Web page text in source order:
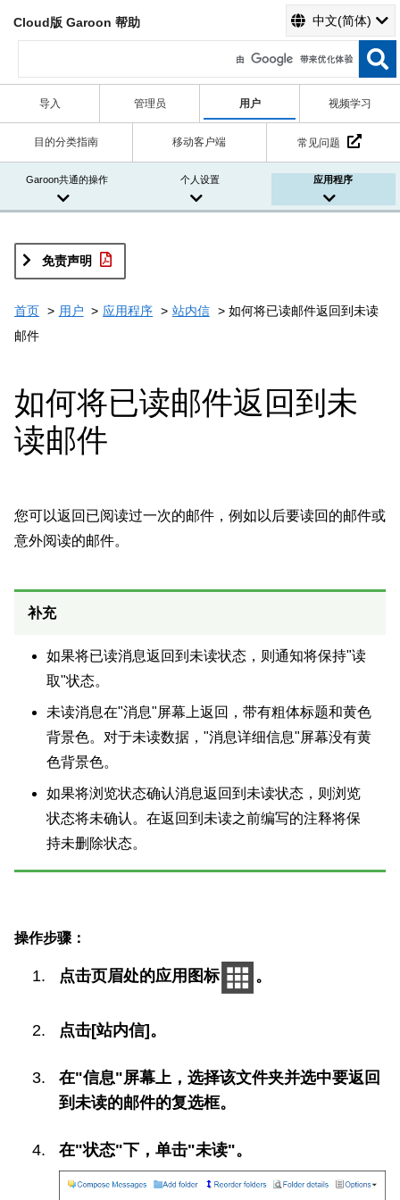
Cloud版 Garoon 帮助 中文(简体)
导入 管理员 用户 视频学习
目的分类指南 移动客户端 常见问题
Garoon共通的操作 个人设置 应用程序
免责声明
首页 用户 应用程序 站内信
如何将已读邮件返回到未读
邮件
如何将已读邮件返回到未
读邮件
您可以返回已阅读过一次的邮件，例如以后要读回的邮件或
意外阅读的邮件。
补充
如果将已读消息返回到未读状态，则通知将保持"读
取"状态。
未读消息在"消息"屏幕上返回，带有粗体标题和黄色
背景色。对于未读数据，"消息详细信息"屏幕没有黄
色背景色。
如果将浏览状态确认消息返回到未读状态，则浏览
状态将未确认。在返回到未读之前编写的注释将保
持未删除状态。
操作步骤：
点击页眉处的应用图标 。
点击[站内信]。
在"信息"屏幕上，选择该文件夹并选中要返回
到未读的邮件的复选框。
在"状态"下，单击"未读"。